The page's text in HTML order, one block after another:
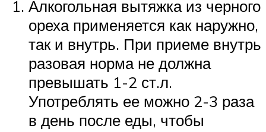
Алкогольная вытяжка из черного
ореха применяется как наружно,
так и внутрь. При приеме внутрь
разовая норма не должна
превышать 1-2 ст.л.
Употреблять ее можно 2-3 раза
в день после еды, чтобы